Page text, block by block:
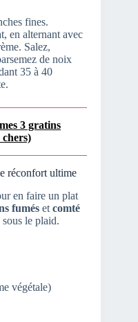
fines.
en alternant avec
Salez,
de noix
35 à 40
3 gratins
chers)
réconfort ultime
en faire un plat
fumés et comté
le plaid.
végétale)